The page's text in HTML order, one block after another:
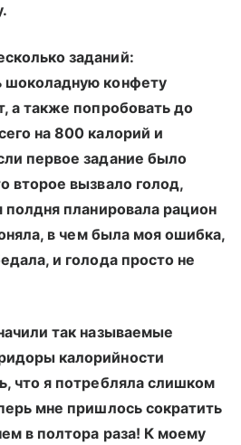
заданий:
шоколадную конфету
а также попробовать до
на 800 калорий и
первое задание было
второе вызвало голод,
полдня планировала рацион
в чем была моя ошибка,
и голода просто не
так называемые
калорийности
что я потребляла слишком
мне пришлось сократить
в полтора раза! К моему